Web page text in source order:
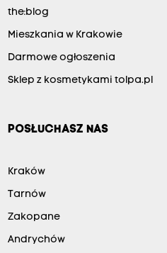
the:blog
Mieszkania w Krakowie
Darmowe ogłoszenia
Sklep z kosmetykami tolpa.pl
POSŁUCHASZ NAS
Kraków
Tarnów
Zakopane
Andrychów